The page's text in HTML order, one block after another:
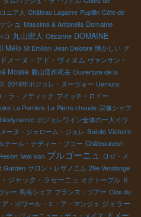
ニア人 Château Lagairre Pupillin Côte de
シュ Massimo & Antonella Domaine
ロ 丸山宏人 Cézanne DOMAINE
Mélo St Emilion Jean Delobre 懐かしい ク
ドメーヌ・アド・ヴィヌム ヴァンサン・
Mosse 勝山晋作死去 Ouverture de la
2018年ボジョレ・ヌーヴォー Uemura
・ラ・ノティック プイッチ・ロドー
La Perrière La Pierre chaude 宗像シェフ
biodynamic ボジョレワイン全体の一大イヴ
メーヌ・ジェローム・ジュレ Sainte Victoire
ナール・ナディー・フコー Châteauneuf-
Iwai san ブルゴーニュ
ロゼ・メ
Garden サロン・レザノニム 29e Vendange
ジャック・ラセーニュ オクトーブル Ｂ
ォー 鳥海シェフ フランス・ツアー Clos du
・ボワール・エ・ア・マンジェ ジェラー